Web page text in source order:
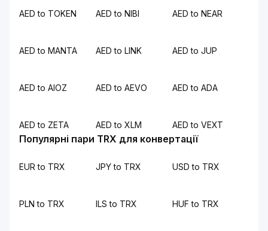
AED to TOKEN AED to NIBI AED to NEAR
AED to MANTA AED to LINK AED to JUP
AED to AIOZ AED to AEVO AED to ADA
AED to ZETA AED to XLM AED to VEXT
Популярні пари TRX для конвертації
EUR to TRX JPY to TRX USD to TRX
PLN to TRX ILS to TRX HUF to TRX